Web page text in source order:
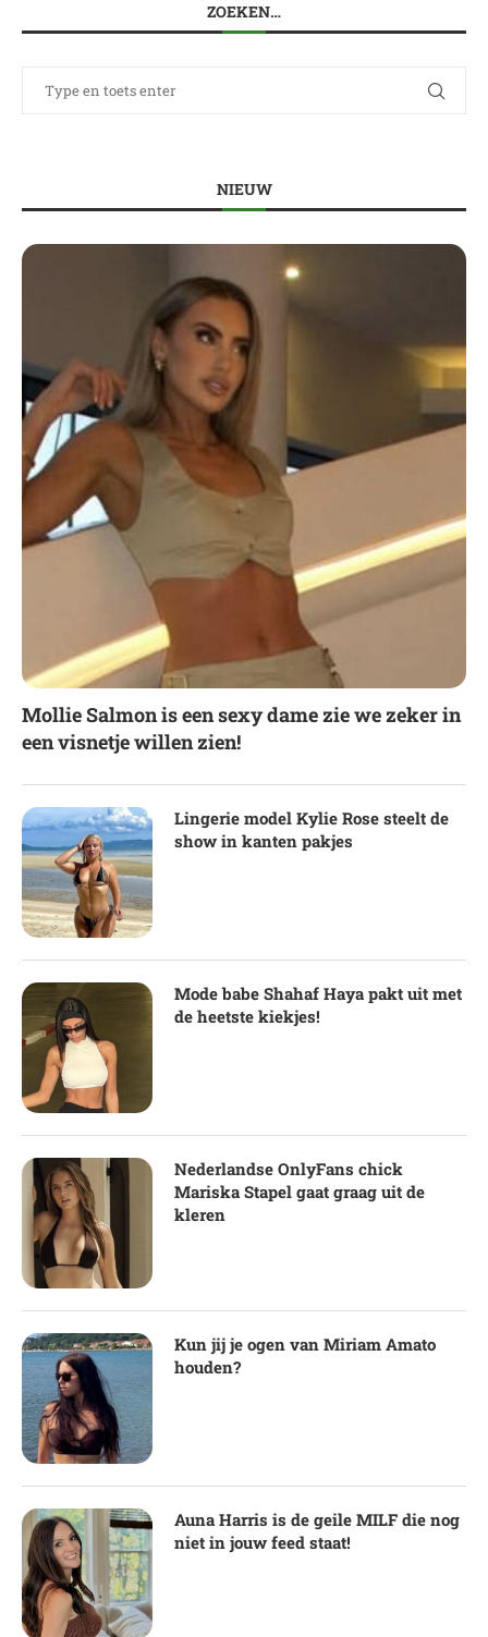
ZOEKEN…
NIEUW
Mollie Salmon is een sexy dame zie we zeker in
een visnetje willen zien!
Lingerie model Kylie Rose steelt de
show in kanten pakjes
Mode babe Shahaf Haya pakt uit met
de heetste kiekjes!
Nederlandse OnlyFans chick
Mariska Stapel gaat graag uit de
kleren
Kun jij je ogen van Miriam Amato
houden?
Auna Harris is de geile MILF die nog
niet in jouw feed staat!